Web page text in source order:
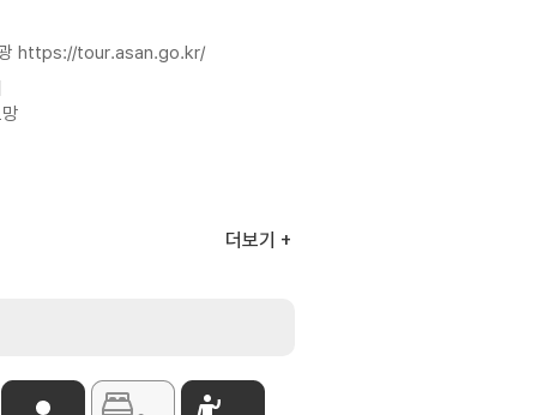
https://tour.asan.go.kr/
더보기